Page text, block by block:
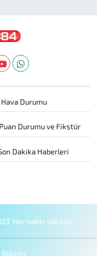
Hava Durumu
Puan Durumu ve Fikstür
Dakika Haberleri
Her hakkı saklıdır.
Bilişim